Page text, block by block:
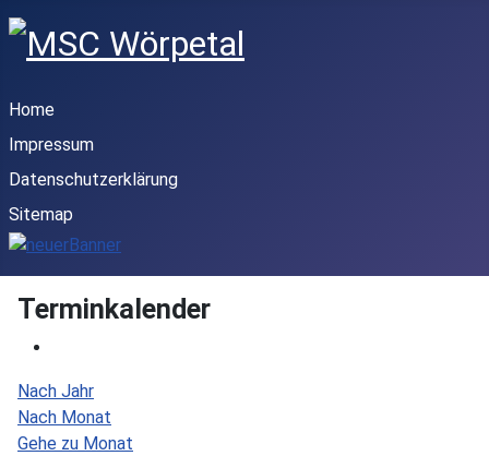
Home
Impressum
Datenschutzerklärung
Sitemap
Terminkalender
Nach Jahr
Nach Monat
Gehe zu Monat